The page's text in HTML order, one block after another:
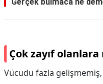
Çok zayıf
Vücudu fazla gelişmemiş,